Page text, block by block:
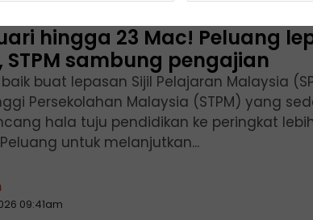
UPUOnline dibuka
hingga 23 Mac! Peluang
STPM sambung pengajian
buat lepasan Sijil Pelajaran Malaysia
Persekolahan Malaysia (STPM) yang
hala tuju pendidikan ke peringkat
untuk melanjutkan...
09:41am